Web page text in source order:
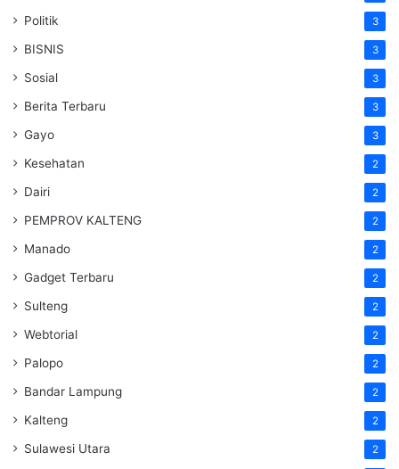
Politik 3
BISNIS 3
Sosial 3
Berita Terbaru 3
Gayo 3
Kesehatan 2
Dairi 2
PEMPROV KALTENG 2
Manado 2
Gadget Terbaru 2
Sulteng 2
Webtorial 2
Palopo 2
Bandar Lampung 2
Kalteng 2
Sulawesi Utara 2